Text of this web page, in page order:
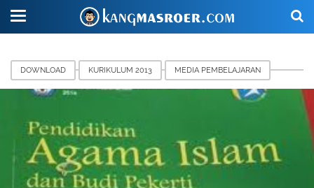
DOWNLOAD KURIKULUM 2013 MEDIA PEMBELAJARAN
PENDIDIKAN